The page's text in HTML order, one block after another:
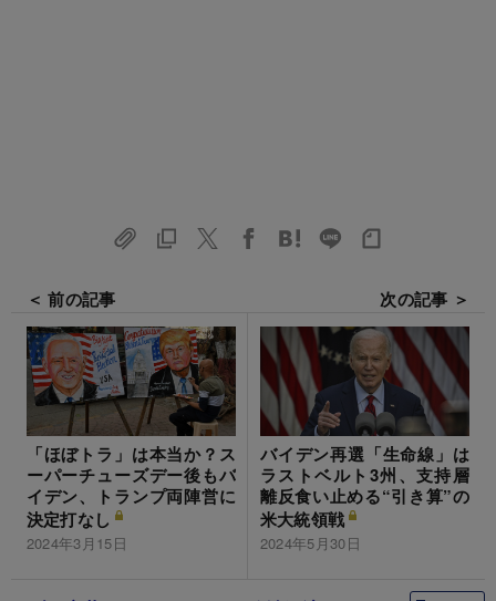
＜ 前の記事
「ほぼトラ」は本当か？ス
ーパーチューズデー後もバ
イデン、トランプ両陣営に
決定打なし
2024年3月15日
次の記事 ＞
バイデン再選「生命線」は
ラストベルト3州、支持層
離反食い止める“引き算”の
米大統領戦
2024年5月30日